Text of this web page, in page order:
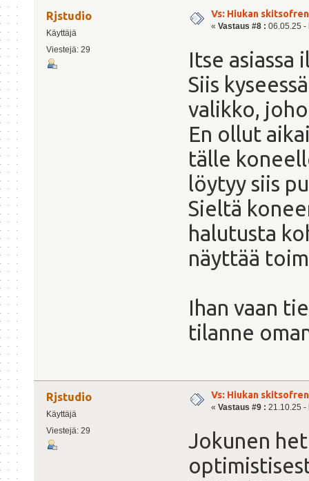
Rjstudio
Käyttäjä
Viestejä: 29
Vs: Hiukan
« Vastaus #8 : 06.05.25 -
Itse asiassa
Siis
valikko,
En ollut
tälle
löytyy siis
Sieltä
halutusta
näyttää
Ihan vaan
tilanne
Rjstudio
Käyttäjä
Viestejä: 29
Vs: Hiukan
« Vastaus #9 : 21.10.25 -
Jokunen